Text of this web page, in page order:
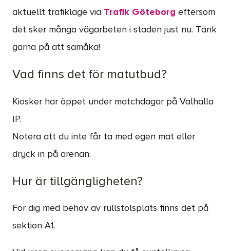
aktuellt trafikläge via Trafik Göteborg eftersom
det sker många vägarbeten i staden just nu. Tänk
gärna på att samåka!
Vad finns det för matutbud?
Kiosker har öppet under matchdagar på Valhalla
IP.
Notera att du inte får ta med egen mat eller
dryck in på arenan.
Hur är tillgängligheten?
För dig med behov av rullstolsplats finns det på
sektion A1.